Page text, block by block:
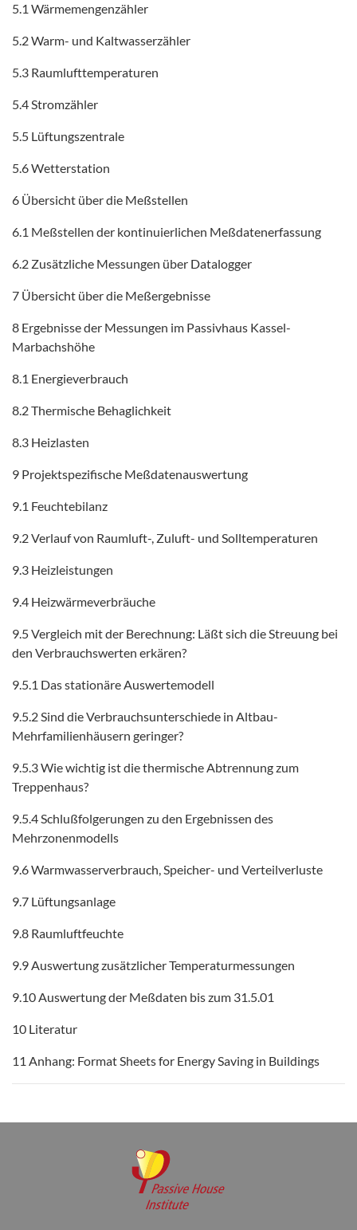
5.1 Wärmemengenzähler
5.2 Warm- und Kaltwasserzähler
5.3 Raumlufttemperaturen
5.4 Stromzähler
5.5 Lüftungszentrale
5.6 Wetterstation
6 Übersicht über die Meßstellen
6.1 Meßstellen der kontinuierlichen Meßdatenerfassung
6.2 Zusätzliche Messungen über Datalogger
7 Übersicht über die Meßergebnisse
8 Ergebnisse der Messungen im Passivhaus Kassel-
Marbachshöhe
8.1 Energieverbrauch
8.2 Thermische Behaglichkeit
8.3 Heizlasten
9 Projektspezifische Meßdatenauswertung
9.1 Feuchtebilanz
9.2 Verlauf von Raumluft-, Zuluft- und Solltemperaturen
9.3 Heizleistungen
9.4 Heizwärmeverbräuche
9.5 Vergleich mit der Berechnung: Läßt sich die Streuung bei
den Verbrauchswerten erkären?
9.5.1 Das stationäre Auswertemodell
9.5.2 Sind die Verbrauchsunterschiede in Altbau-
Mehrfamilienhäusern geringer?
9.5.3 Wie wichtig ist die thermische Abtrennung zum
Treppenhaus?
9.5.4 Schlußfolgerungen zu den Ergebnissen des
Mehrzonenmodells
9.6 Warmwasserverbrauch, Speicher- und Verteilverluste
9.7 Lüftungsanlage
9.8 Raumluftfeuchte
9.9 Auswertung zusätzlicher Temperaturmessungen
9.10 Auswertung der Meßdaten bis zum 31.5.01
10 Literatur
11 Anhang: Format Sheets for Energy Saving in Buildings